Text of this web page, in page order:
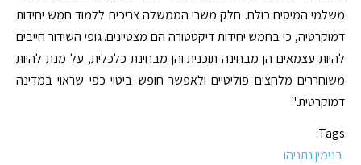
משלמי המיסים כולם. חלק משרי הממשלה צריכים ללמוד חמש יחידות
דמוקרטיה, כי בחמש יחידות דיקטטורה הם מצטיינים. גופי השידור חייבים
להיות עצמאים הן מבחינה תוכנית והן מבחינת כלכלית, על מנת להיות
משוחררים מלחצים פוליטיים ולאפשר חופש ביטוי כפי שראוי במדינה
דמוקרטית."
Tags:
בנימין נתניהו